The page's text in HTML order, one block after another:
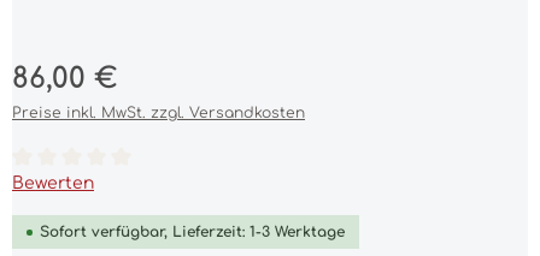
Regulärer Preis:
86,00 €
Preise inkl. MwSt. zzgl. Versandkosten
Durchschnittliche Bewertung von 0 von 5 Sternen
Bewerten
Sofort verfügbar, Lieferzeit: 1-3 Werktage